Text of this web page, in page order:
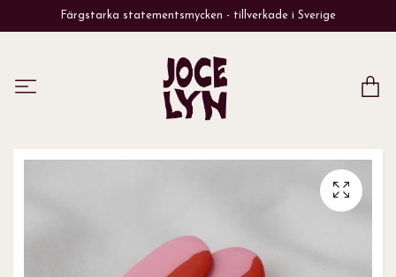
Färgstarka statementsmycken - tillverkade i Sverige